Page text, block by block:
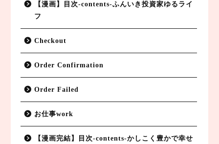
【漫画】目次-contents-ふんいき投資家ゆるライ
フ
Checkout
Order Confirmation
Order Failed
お仕事work
【漫画完結】目次-contents-かしこく豊かで幸せ
副業BLOG